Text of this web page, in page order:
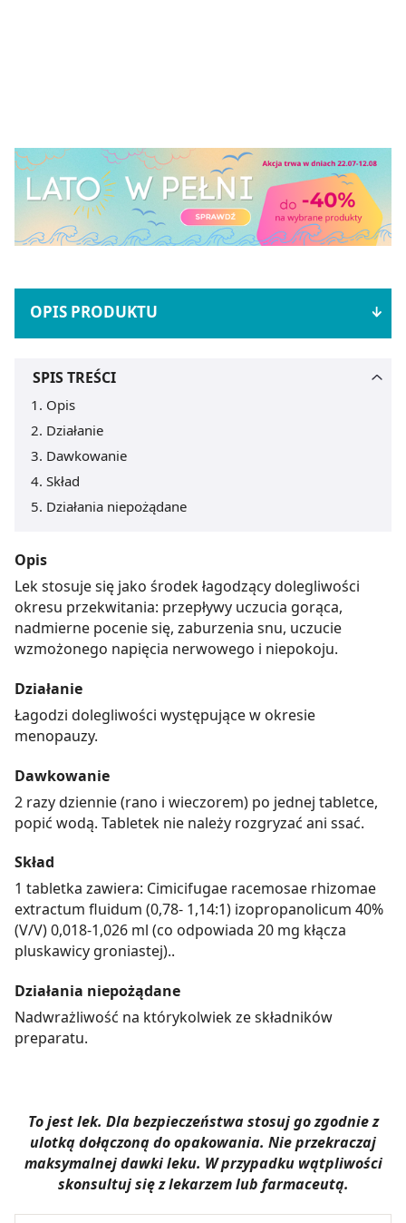
OPIS PRODUKTU
SPIS TREŚCI
Opis
Działanie
Dawkowanie
Skład
Działania niepożądane
Opis
Lek stosuje się jako środek łagodzący dolegliwości
okresu przekwitania: przepływy uczucia gorąca,
nadmierne pocenie się, zaburzenia snu, uczucie
wzmożonego napięcia nerwowego i niepokoju.
Działanie
Łagodzi dolegliwości występujące w okresie
menopauzy.
Dawkowanie
2 razy dziennie (rano i wieczorem) po jednej tabletce,
popić wodą. Tabletek nie należy rozgryzać ani ssać.
Skład
1 tabletka zawiera: Cimicifugae racemosae rhizomae
extractum fluidum (0,78- 1,14:1) izopropanolicum 40%
(V/V) 0,018-1,026 ml (co odpowiada 20 mg kłącza
pluskawicy groniastej)..
Działania niepożądane
Nadwrażliwość na którykolwiek ze składników
preparatu.
To jest lek. Dla bezpieczeństwa stosuj go zgodnie z
ulotką dołączoną do opakowania. Nie przekraczaj
maksymalnej dawki leku. W przypadku wątpliwości
skonsultuj się z lekarzem lub farmaceutą.